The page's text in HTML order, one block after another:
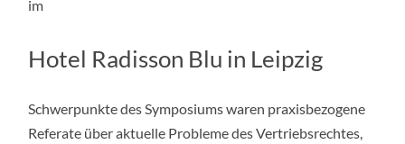
im
Hotel Radisson Blu in Leipzig
Schwerpunkte des Symposiums waren praxisbezogene
Referate über aktuelle Probleme des Vertriebsrechtes,